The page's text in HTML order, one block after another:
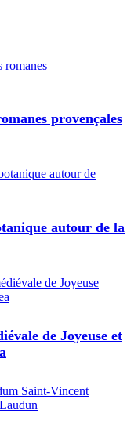
provençales
autour de la
de Joyeuse et